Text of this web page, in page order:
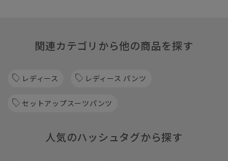
関連カテゴリから他の商品を探す
レディース レディース パンツ
セットアップスーツパンツ
人気のハッシュタグから探す